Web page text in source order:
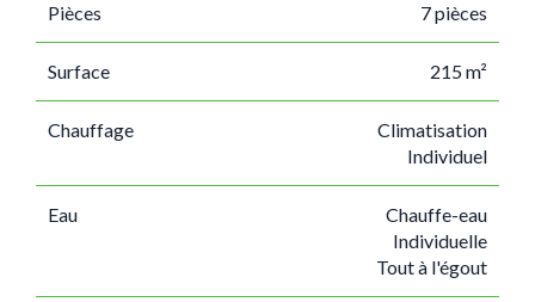
Pièces 7 pièces
Surface 215 m²
Chauffage
Climatisation
Individuel
Eau
Chauffe-eau
Individuelle
Tout à l'égout